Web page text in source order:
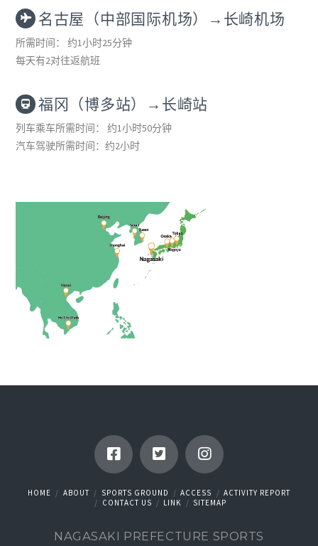
名古屋（中部国际机场）→长崎机场
所需时间： 约1小时25分钟
每天有2对往返航班
福冈（博多站）→长崎站
列车乘车所需时间： 约1小时50分钟
汽车驾驶所需时间：约2小时
HOME ABOUT SPORTS GROUND ACCESS
ACTIVITY REPORT
CONTACT US
LINK SITEMAP
NAGASAKI PREFECTURE SPORTS